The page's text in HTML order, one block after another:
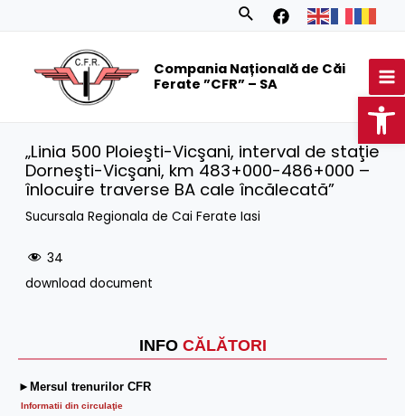
Search
Compania Națională de Căi
Ferate ”CFR” – SA
INFO CĂLĂTORI
►Mersul trenurilor CFR
Informatii din circulaţie
„Linia 500 Ploieşti-Vicşani, interval de staţie
Dorneşti-Vicşani, km 483+000-486+000 –
înlocuire traverse BA cale încălecată”
Sucursala Regionala de Cai Ferate Iasi
34
download document